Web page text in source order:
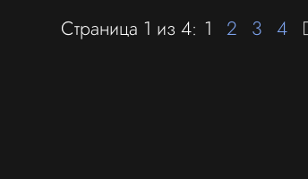
Страница 1 из 4: 1 2 3 4